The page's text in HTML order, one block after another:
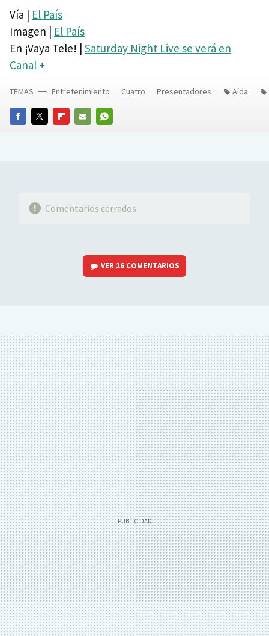
Vía | El País
Imagen | El País
En ¡Vaya Tele! | Saturday Night Live se verá en
Canal +
FACEBOOKTWITTERFLIPBOARD
E-
WHATSAPP
TEMAS Entretenimiento Cuatro Presentadores Aída
Comentarios cerrados
VER 26 COMENTARIOS